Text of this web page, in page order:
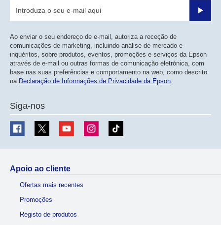
Enviar
Ao enviar o seu endereço de e-mail, autoriza a receção de
comunicações de marketing, incluindo análise de mercado e
inquéritos, sobre produtos, eventos, promoções e serviços da Epson
através de e-mail ou outras formas de comunicação eletrónica, com
base nas suas preferências e comportamento na web, como descrito
na Declaração de Informações de Privacidade da Epson.
Siga-nos
Apoio ao cliente
Ofertas mais recentes
Promoções
Registo de produtos